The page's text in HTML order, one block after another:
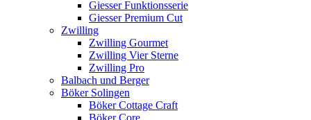
Giesser Funktionsserie
Giesser Premium Cut
Zwilling
Zwilling Gourmet
Zwilling Vier Sterne
Zwilling Pro
Balbach und Berger
Böker Solingen
Böker Cottage Craft
Böker Core